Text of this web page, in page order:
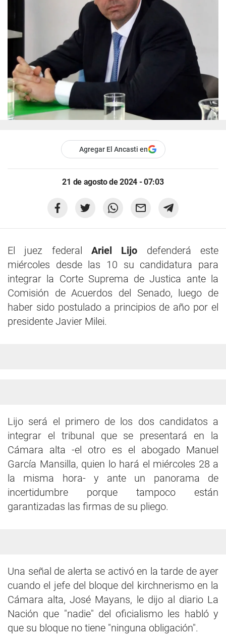
Agregar El Ancasti en
21 de agosto de 2024 - 07:03
El juez federal Ariel Lijo defenderá este
miércoles desde las 10 su candidatura para
integrar la Corte Suprema de Justica ante la
Comisión de Acuerdos del Senado, luego de
haber sido postulado a principios de año por el
presidente Javier Milei.
Lijo será el primero de los dos candidatos a
integrar el tribunal que se presentará en la
Cámara alta -el otro es el abogado Manuel
García Mansilla, quien lo hará el miércoles 28 a
la misma hora- y ante un panorama de
incertidumbre porque tampoco están
garantizadas las firmas de su pliego.
Una señal de alerta se activó en la tarde de ayer
cuando el jefe del bloque del kirchnerismo en la
Cámara alta, José Mayans, le dijo al diario La
Nación que "nadie" del oficialismo les habló y
que su bloque no tiene "ninguna obligación".